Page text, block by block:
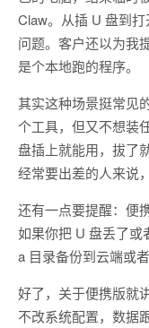
Claw。从插 U 盘到
问题。客户还以为我
是个本地跑的程序。
其实这种场景挺常
个工具，但又不想装
盘插上就能用，拔了
经常要出差的人来说
还有一点要提醒：便
如果你把 U 盘丢了或
a 目录备份到云端或
好了，关于便携版就
不改系统配置，数据